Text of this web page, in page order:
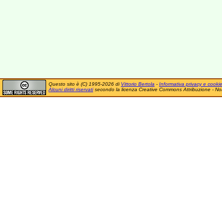
Questo sito è (C) 1995-2026 di Vittorio Bertola - Informativa privacy e cookie
Alcuni diritti riservatisecondo la licenza Creative Commons Attribuzione -